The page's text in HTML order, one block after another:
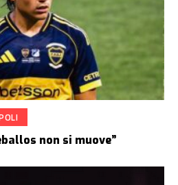
non si muove”